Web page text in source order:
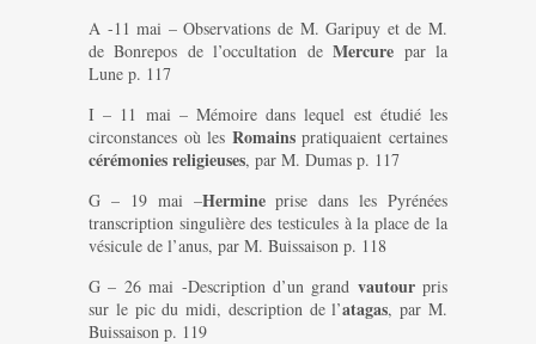
A -11 mai – Observations de M. Garipuy et de M.
de Bonrepos de l’occultation deMercure par la
Lune p. 117
I – 11 mai – Mémoire dans lequel est étudié les
circonstances où les Romainspratiquaient certaines
cérémonies religieuses, par M. Dumas p. 117
G – 19 mai –Hermineprise dans les Pyrénées
transcription singulière des testicules à la place de la
vésicule de l’anus, par M. Buissaison p. 118
G – 26 mai -Description d’un grand vautourpris
sur le pic du midi, description de l’atagas, par M.
Buissaison p. 119